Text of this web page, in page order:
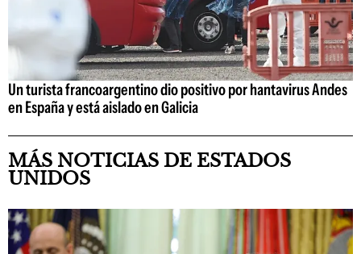
Un turista francoargentino dio positivo por hantavirus Andes
en España y está aislado en Galicia
MÁS NOTICIAS DE ESTADOS
UNIDOS